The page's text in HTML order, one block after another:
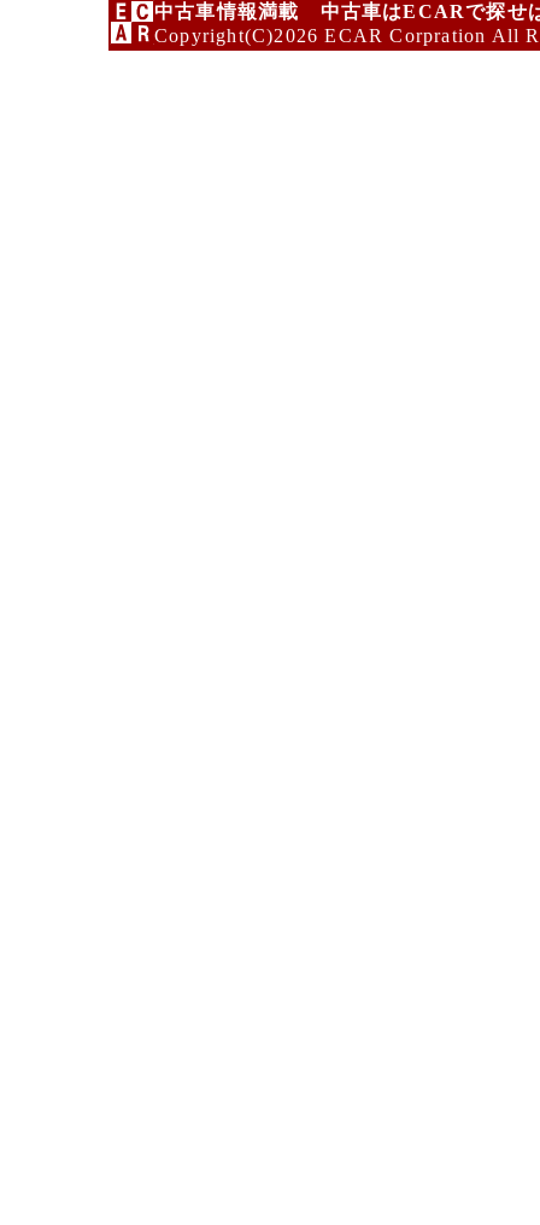
中古車情報満載 中古車はECARで探せ
Copyright(C)2026 ECAR Corpration All